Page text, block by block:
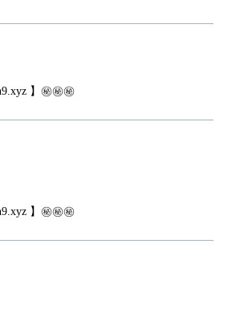
】㊙️㊙️㊙️
】㊙️㊙️㊙️